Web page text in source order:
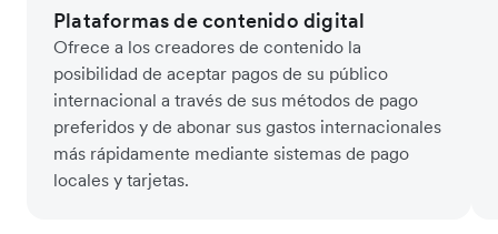
Plataformas de contenido digital
Ofrece a los creadores de contenido la
posibilidad de aceptar pagos de su público
internacional a través de sus métodos de pago
preferidos y de abonar sus gastos internacionales
más rápidamente mediante sistemas de pago
locales y tarjetas.